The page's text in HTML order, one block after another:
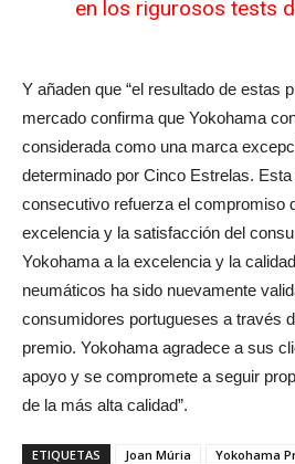
en los rigurosos tests
Y añaden que “el resultado de estas
mercado confirma que Yokohama
considerada como una marca
determinado por Cinco Estrelas.
consecutivo refuerza el compromiso
excelencia y la satisfacción del
Yokohama a la excelencia y la
neumáticos ha sido nuevamente
consumidores portugueses a través
premio. Yokohama agradece a sus
apoyo y se compromete a seguir
de la más alta calidad”.
ETIQUETAS Joan Múria Yokohama